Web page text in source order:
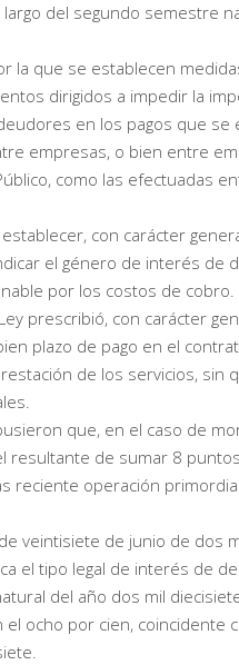
del segundo semestre
la que se establecen
dirigidos a impedir la
en los pagos que
empresas, o bien entre
como las efectuadas
con carácter
el género de interés de
por los costos de cobro.
prescribió, con carácter
plazo de pago en el
de los servicios, sin
que, en el caso de
resultante de sumar 8
reciente operación
veintisiete de junio de dos
el tipo legal de interés de
del año dos mil
ocho por cien, coincidente